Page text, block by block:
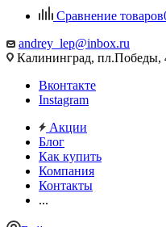
Сравнение товаров
andrey_lep@inbox.ru
Калининград, пл.Победы,
Вконтакте
Instagram
Акции
Блог
Как купить
Компания
Контакты
...